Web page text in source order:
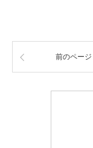
前のページ